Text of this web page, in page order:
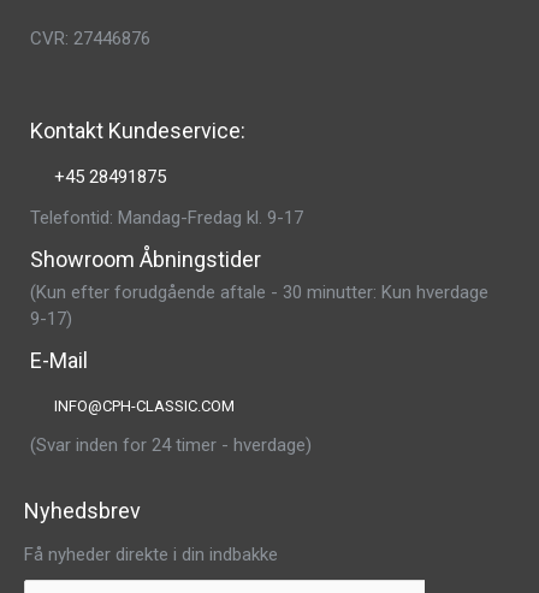
CVR: 27446876
Kontakt Kundeservice:
+45 28491875
Telefontid: Mandag-Fredag kl. 9-17
Showroom Åbningstider
(Kun efter forudgående aftale - 30 minutter: Kun hverdage
9-17)
E-Mail
INFO@CPH-CLASSIC.COM
(Svar inden for 24 timer - hverdage)
Nyhedsbrev
Få nyheder direkte i din indbakke